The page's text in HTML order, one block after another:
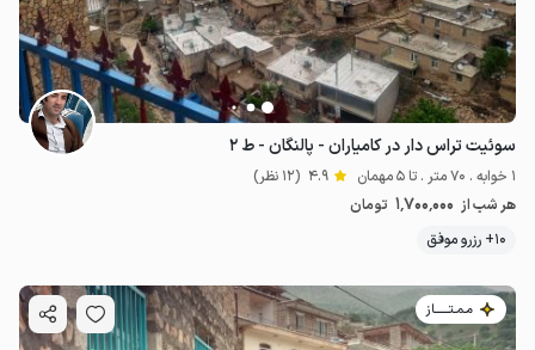
سوئیت تراس دار در کامیاران - پالنگان - ط ۲
1 خوابه . 70 متر . تا 5 مهمان 4.9 (12 نظر)
هر شب از 1٬700٬000 تومان
10+ رزرو موفق
مـمـتــــــاز